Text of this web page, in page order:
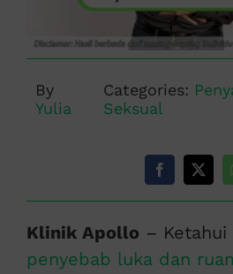
By
Yulia
Categories:
Seksual
Klinik Apollo –
penyebab luka dan